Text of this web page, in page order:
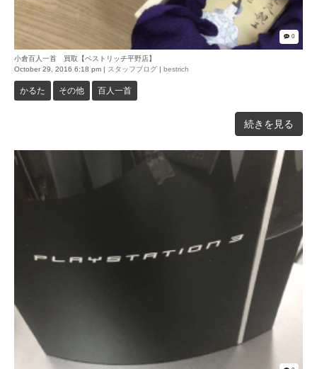
0
小倉百人一首 買取【ベストリッチ平野店】
October 29, 2016 6:18 pm | スタッフブログ | bestrich
かるた その他 百人一首
続きを見る